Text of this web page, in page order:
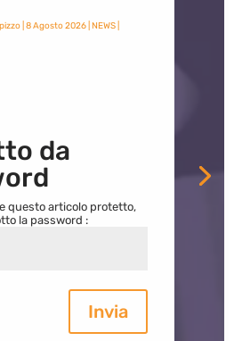
| 8 Agosto 2026| NEWS|
da
questo articolo protetto,
la password :
Invia